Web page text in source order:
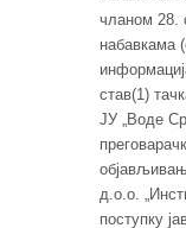
чланом 28.
набавкама
став(1)
ЈУ „Воде
д.о.о.
поступку